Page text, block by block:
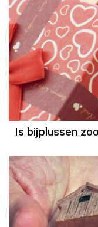
Is bijplussen